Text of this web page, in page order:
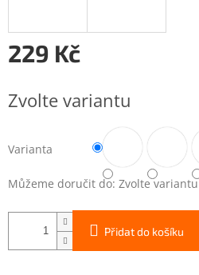
229 Kč
cena:
Zvolte variantu
Varianta
Můžeme doručit do: Zvolte variantu
Přidat do košíku